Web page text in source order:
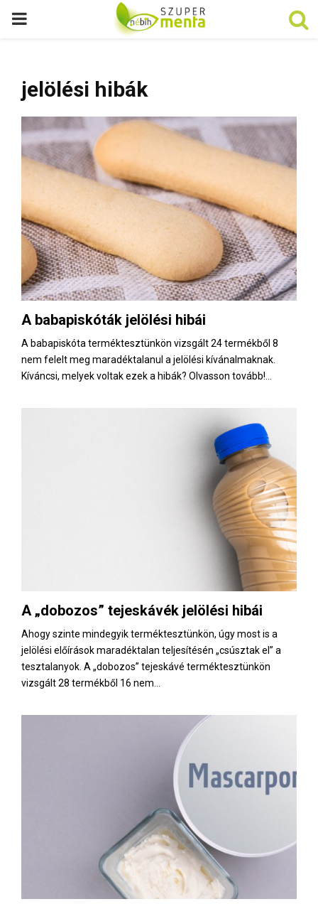
P
M
R
Y
M
E
N
U
jelölési hibák
A babapiskóták jelölési hibái
A babapiskóta terméktesztünkön vizsgált 24 termékből 8
nem felelt meg maradéktalanul a jelölési kívánalmaknak.
Kíváncsi, melyek voltak ezek a hibák? Olvasson tovább!...
A „dobozos” tejeskávék jelölési hibái
Ahogy szinte mindegyik terméktesztünkön, úgy most is a
jelölési előírások maradéktalan teljesítésén „csúsztak el” a
tesztalanyok. A „dobozos” tejeskávé terméktesztünkön
vizsgált 28 termékből 16 nem...